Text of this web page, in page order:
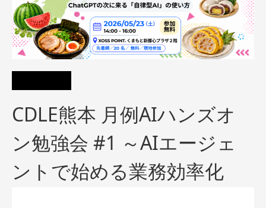
CDLE熊本 月例AIハンズオ
ン勉強会 #1 ～AIエージェ
ントで始める業務効率化